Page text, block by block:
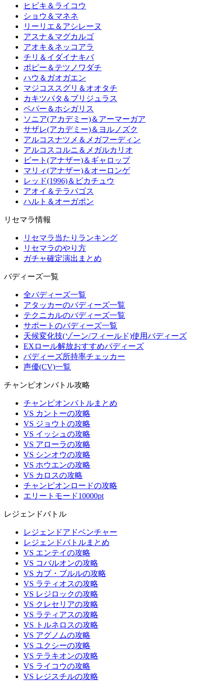
ヒビキ＆ライコウ
ショウ＆マネネ
リーリエ＆アシレーヌ
アスナ＆マグカルゴ
アオキ＆ネッコアラ
チリ＆イダイナキバ
ポピー＆テツノワダチ
ハウ＆ガオガエン
マジコススグリ＆オオタチ
カキツバタ＆ブリジュラス
ペパー＆ホシガリス
ソニア(アカデミー)＆アーマーガア
サザレ(アカデミー)＆ヨルノズク
アルコスナツメ＆メガフーディン
アルコスコルニ＆メガルカリオ
ビート(アナザー)＆ギャロップ
マリィ(アナザー)＆オーロンゲ
レッド(1996)＆ピカチュウ
アオイ＆テラパゴス
ハルト＆オーガポン
リセマラ情報
リセマラ当たりランキング
リセマラのやり方
ガチャ確定演出まとめ
バディーズ一覧
全バディーズ一覧
アタッカーのバディーズ一覧
テクニカルのバディーズ一覧
サポートのバディーズ一覧
天候変化技(ゾーン/フィールド)使用バディーズ
EXロール解放おすすめバディーズ
バディーズ所持率チェッカー
声優(CV)一覧
チャンピオンバトル攻略
チャンピオンバトルまとめ
VS カントーの攻略
VS ジョウトの攻略
VS イッシュの攻略
VS アローラの攻略
VS シンオウの攻略
VS ホウエンの攻略
VS カロスの攻略
チャンピオンロードの攻略
エリートモード10000pt
レジェンドバトル
レジェンドアドベンチャー
レジェンドバトルまとめ
VS エンテイの攻略
VS コバルオンの攻略
VS カプ・ブルルの攻略
VS ラティオスの攻略
VS レジロックの攻略
VS クレセリアの攻略
VS ラティアスの攻略
VS トルネロスの攻略
VS アグノムの攻略
VS ユクシーの攻略
VS テラキオンの攻略
VS ライコウの攻略
VS レジスチルの攻略